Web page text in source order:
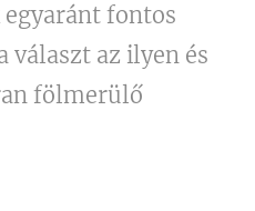
egyaránt fontos
választ az ilyen és
fölmerülő